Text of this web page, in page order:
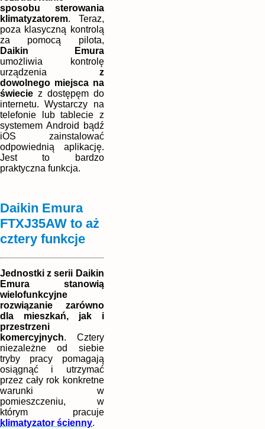
sposobu sterowania
klimatyzatorem. Teraz,
poza klasyczną kontrolą
za pomocą pilota,
Daikin Emura
umożliwia kontrolę
urządzenia z
dowolnego miejsca na
świecie z dostępęm do
internetu. Wystarczy na
telefonie lub tablecie z
systemem Android bądź
iOS zainstalować
odpowiednią aplikację.
Jest to bardzo
praktyczna funkcja.
Daikin Emura
FTXJ35AW to aż
cztery funkcje
Jednostki z serii Daikin
Emura stanowią
wielofunkcyjne
rozwiązanie zarówno
dla mieszkań, jak i
przestrzeni
komercyjnych. Cztery
niezależne od siebie
tryby pracy pomagają
osiągnąć i utrzymać
przez cały rok konkretne
warunki w
pomieszczeniu, w
którym pracuje
klimatyzator ścienny.